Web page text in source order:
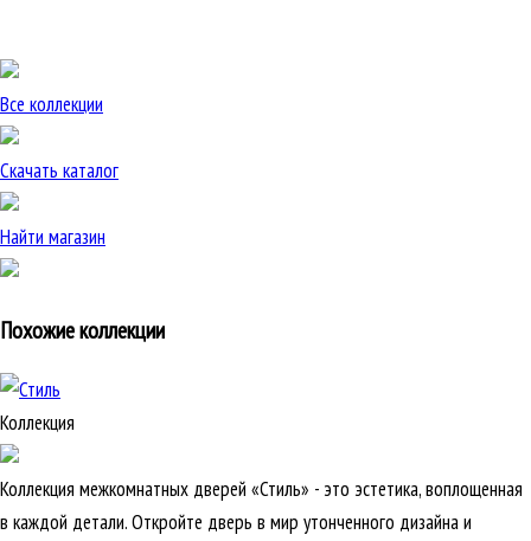
Все коллекции
Скачать каталог
Найти магазин
Похожие коллекции
Коллекция
Коллекция межкомнатных дверей «Стиль» - это эстетика, воплощенная
в каждой детали. Откройте дверь в мир утонченного дизайна и